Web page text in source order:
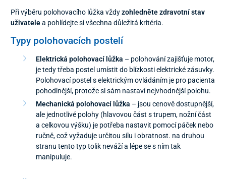
Při výběru polohovacího lůžka vždyzohledněte zdravotní stav
uživatelea pohlídejte si všechna důležitá kritéria.
Typy polohovacích postelí
Elektrická polohovací lůžka – polohování zajišťuje motor,
je tedy třeba postel umístit do blízkosti elektrické zásuvky.
Polohovací postel s elektrickým ovládáním je pro pacienta
pohodlnější, protože si sám nastaví nejvhodnější polohu.
Mechanická polohovací lůžka – jsou cenově dostupnější,
ale jednotlivé polohy (hlavovou část s trupem, nožní část
a celkovou výšku) je potřeba nastavit pomocí páček nebo
ručně, což vyžaduje určitou sílu i obratnost. na druhou
stranu tento typ tolik neváží a lépe se s ním tak
manipuluje.